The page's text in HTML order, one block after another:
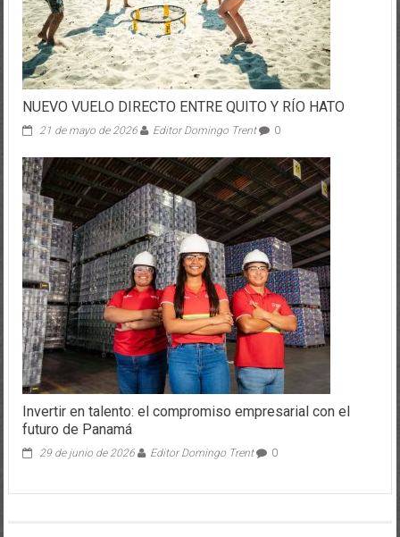
NUEVO VUELO DIRECTO ENTRE QUITO Y RÍO HATO
21 de mayo de 2026 Editor Domingo Trent 0
Invertir en talento: el compromiso empresarial con el
futuro de Panamá
29 de junio de 2026 Editor Domingo Trent 0